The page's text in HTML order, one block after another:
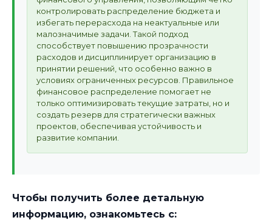
контролировать распределение бюджета и
избегать перерасхода на неактуальные или
малозначимые задачи. Такой подход
способствует повышению прозрачности
расходов и дисциплинирует организацию в
принятии решений, что особенно важно в
условиях ограниченных ресурсов. Правильное
финансовое распределение помогает не
только оптимизировать текущие затраты, но и
создать резерв для стратегически важных
проектов, обеспечивая устойчивость и
развитие компании.
Чтобы получить более детальную
информацию, ознакомьтесь с: